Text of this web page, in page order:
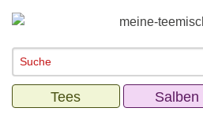
Tees Salben